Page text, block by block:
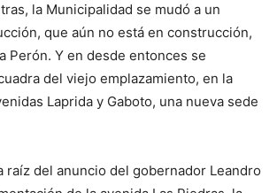
la Municipalidad se mudó a un
que aún no está en construcción,
Perón. Y en desde entonces se
del viejo emplazamiento, en la
Laprida y Gaboto, una nueva sede
raíz del anuncio del gobernador Leandro